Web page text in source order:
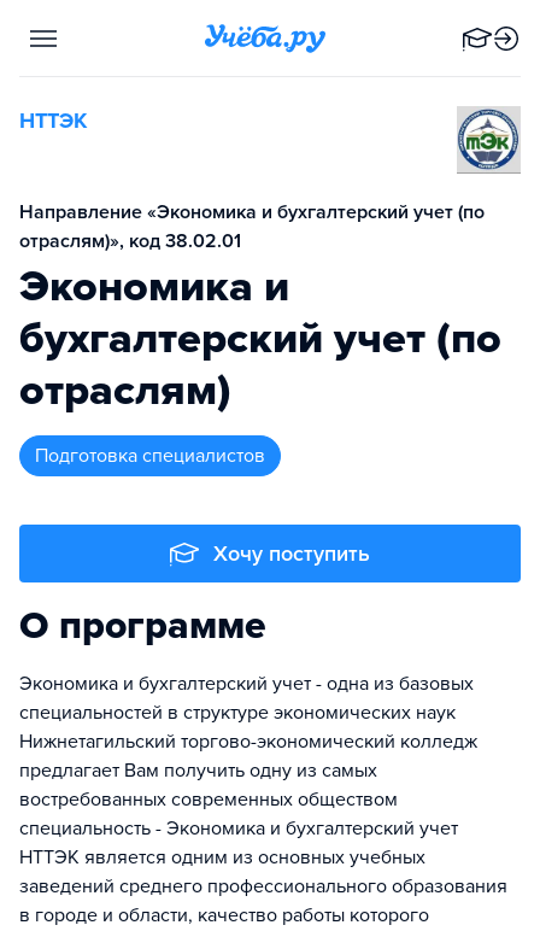
НТТЭК
Направление «Экономика и бухгалтерский учет (по
отраслям)», код 38.02.01
Экономика и
бухгалтерский учет (по
отраслям)
подготовка специалистов
Хочу поступить
О программе
Экономика и бухгалтерский учет - одна из базовых
специальностей в структуре экономических наук
Нижнетагильский торгово-экономический колледж
предлагает Вам получить одну из самых
востребованных современных обществом
специальность - Экономика и бухгалтерский учет
НТТЭК является одним из основных учебных
заведений среднего профессионального образования
в городе и области, качество работы которого